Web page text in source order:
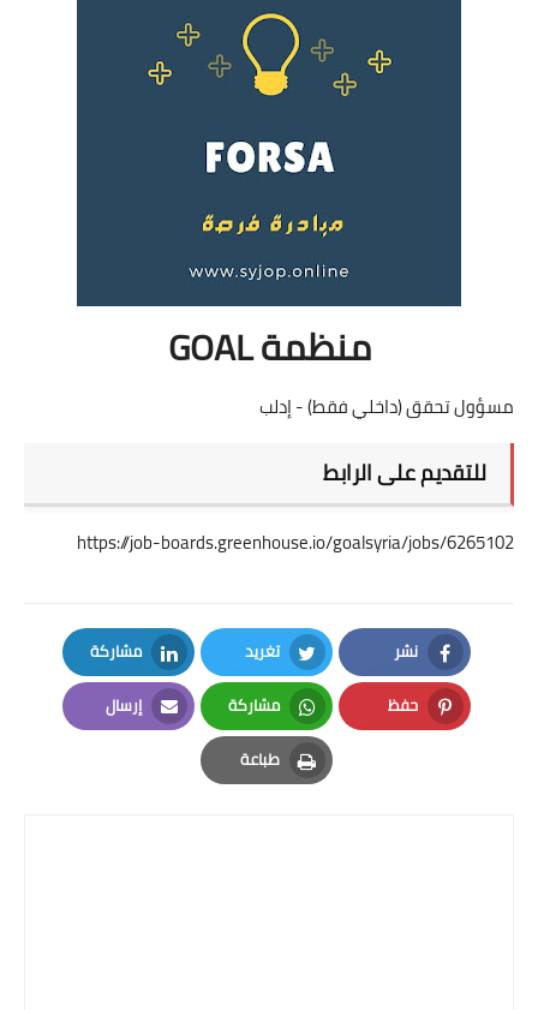
منظمة GOAL
مسؤول تحقق (داخلي فقط) - إدلب
للتقديم على الرابط
https://job-boards.greenhouse.io/goalsyria/jobs/6265102
نشر
Facebook
تغريد
Twitter
مشاركة
LinkedIn
حفظ
Pinterest
مشاركة
Whatsapp
إرسال
Email
طباعة
Print